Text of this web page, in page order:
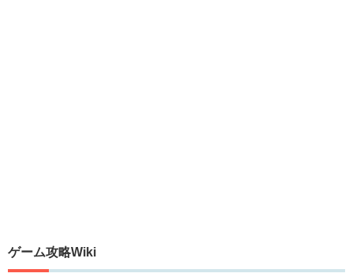
ゲーム攻略Wiki